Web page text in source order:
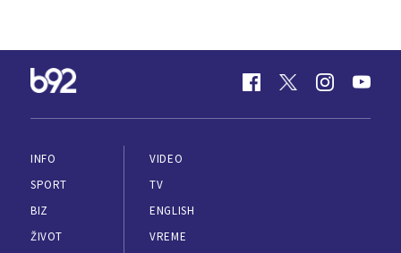
INFO
SPORT
BIZ
ŽIVOT
VIDEO
TV
ENGLISH
VREME